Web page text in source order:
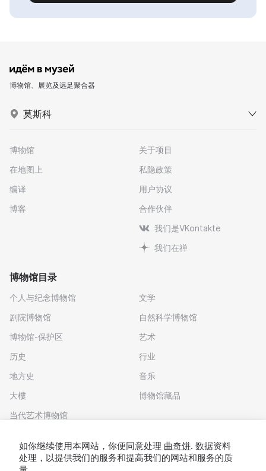
博物馆、展览及远足聚合器
莫斯科
博物馆
在地图上
编译
博客
关于项目
私隐政策
用户协议
合作伙伴
我们是VKontakte
我们在禅
博物馆目录
个人与纪念博物馆
剧院博物馆
博物馆-保护区
历史
地方史
大樓
当代艺术博物馆
文学
自然科学博物馆
艺术
行业
音乐
博物馆藏品
如你继续使用本网站，你便同意处理 曲奇饼. 数据资料
处理，以提供我们的服务和提高我们的网站和服务的质